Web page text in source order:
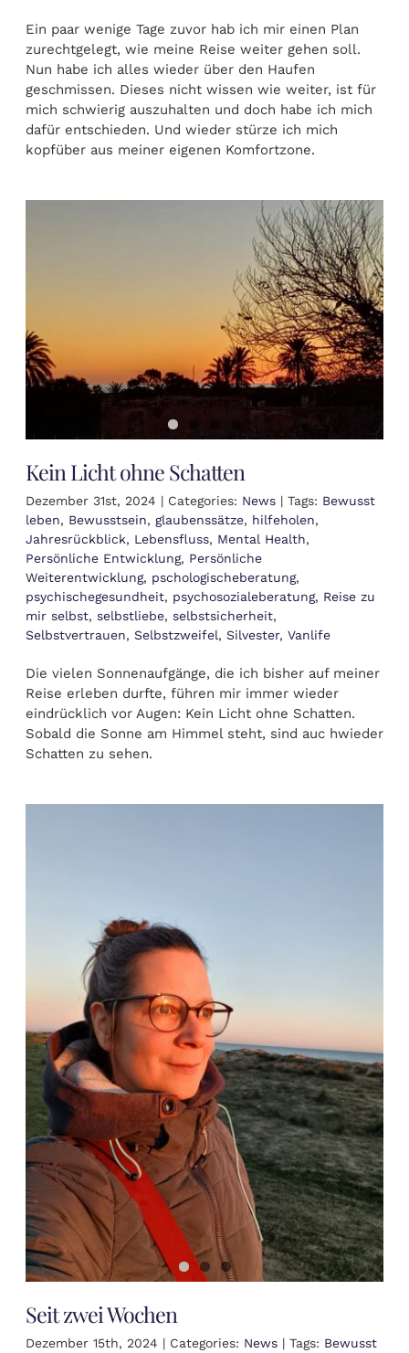
Ein paar wenige Tage zuvor hab ich mir einen Plan
zurechtgelegt, wie meine Reise weiter gehen soll.
Nun habe ich alles wieder über den Haufen
geschmissen. Dieses nicht wissen wie weiter, ist für
mich schwierig auszuhalten und doch habe ich mich
dafür entschieden. Und wieder stürze ich mich
kopfüber aus meiner eigenen Komfortzone.
Kein Licht ohne Schatten
Dezember 31st, 2024 | Categories: News | Tags: Bewusst
leben, Bewusstsein, glaubenssätze, hilfeholen,
Jahresrückblick, Lebensfluss, Mental Health,
Persönliche Entwicklung, Persönliche
Weiterentwicklung, pschologischeberatung,
psychischegesundheit, psychosozialeberatung, Reise zu
mir selbst, selbstliebe, selbstsicherheit,
Selbstvertrauen, Selbstzweifel, Silvester, Vanlife
Die vielen Sonnenaufgänge, die ich bisher auf meiner
Reise erleben durfte, führen mir immer wieder
eindrücklich vor Augen: Kein Licht ohne Schatten.
Sobald die Sonne am Himmel steht, sind auc hwieder
Schatten zu sehen.
Seit zwei Wochen
Dezember 15th, 2024 | Categories: News | Tags: Bewusst